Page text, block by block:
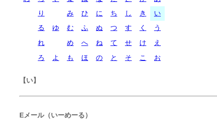
り
み ひ に ち し き
い
る
ゆ む ふ ぬ つ す く
う
れ
め へ ね て せ け
え
ろ
よ も ほ の と そ こ お
【い】
Eメール（いーめーる）